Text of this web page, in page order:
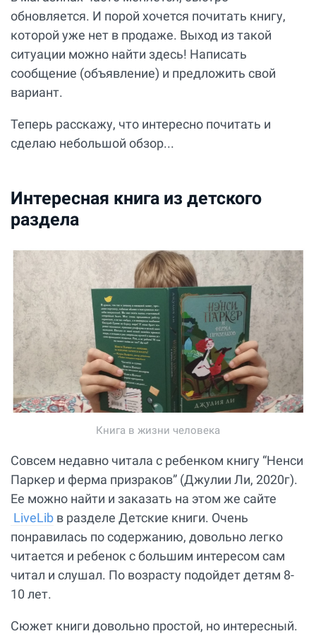
обновляется. И порой хочется почитать книгу,
которой уже нет в продаже. Выход из такой
ситуации можно найти здесь! Написать
сообщение (объявление) и предложить свой
вариант.
Теперь расскажу, что интересно почитать и
сделаю небольшой обзор...
Интересная книга из детского
раздела
Книга в жизни человека
Совсем недавно читала с ребенком книгу “Ненси
Паркер и ферма призраков” (Джулии Ли, 2020г).
Ее можно найти и заказать на этом же сайте
LiveLib в разделе Детские книги. Очень
понравилась по содержанию, довольно легко
читается и ребенок с большим интересом сам
читал и слушал. По возрасту подойдет детям 8-
10 лет.
Сюжет книги довольно простой, но интересный.